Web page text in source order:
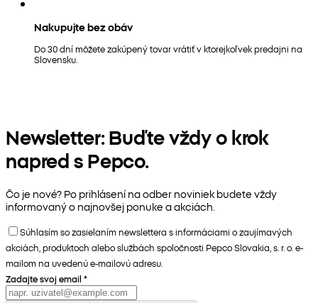
Nakupujte bez obáv
Do 30 dní môžete zakúpený tovar vrátiť v ktorejkoľvek predajni na
Slovensku.
Newsletter: Buďte vždy o krok
napred s Pepco.
Čo je nové? Po prihlásení na odber noviniek budete vždy
informovaný o najnovšej ponuke a akciách.
Súhlasím so zasielaním newslettera s informáciami o zaujímavých
akciách, produktoch alebo službách spoločnosti Pepco Slovakia, s. r. o. e-
mailom na uvedenú e-mailovú adresu.
Zadajte svoj email *